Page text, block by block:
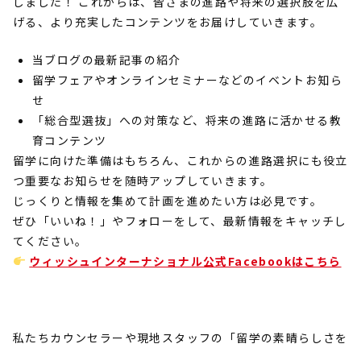
げる、より充実したコンテンツをお届けしていきます。
当ブログの最新記事の紹介
留学フェアやオンラインセミナーなどのイベントお知ら
せ
「総合型選抜」への対策など、将来の進路に活かせる教
育コンテンツ
留学に向けた準備はもちろん、これからの進路選択にも役立
つ重要なお知らせを随時アップしていきます。
じっくりと情報を集めて計画を進めたい方は必見です。
ぜひ「いいね！」やフォローをして、最新情報をキャッチし
てください。
ウィッシュインターナショナル公式Facebookはこちら
私たちカウンセラーや現地スタッフの「留学の素晴らしさを